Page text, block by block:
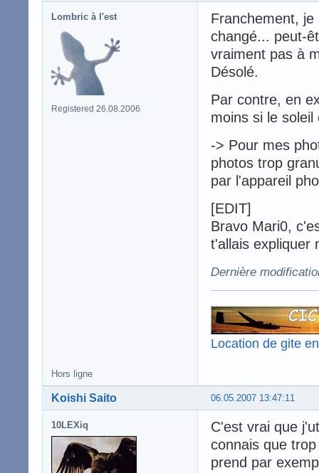
Lombric à l'est
Registered 26.08.2006
Franchement,
changé... peut-
vraiment pas à
Désolé.
Par contre, en
moins si le
-> Pour mes
photos trop
par l'appareil
[EDIT]
Bravo Mari0,
t'allais expliquer
Dernière
Location de gite
Hors ligne
06.05.2007 13:47:11
Koishi Saito
10LEXiq
C'est vrai que
connais que
prend par